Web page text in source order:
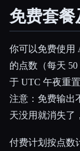
免费套餐
你可以免费使用
的点数（每天
于 UTC 午夜重
注意：免费输
天没用就消失了
付费计划按点数